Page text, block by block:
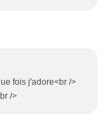
fois j'adore<br />
/>